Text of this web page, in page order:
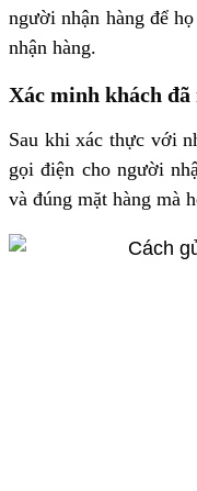
người nhận hàng để
nhận hàng.
Xác minh khách đã
Sau khi xác thực với
gọi điện cho người
và đúng mặt hàng mà